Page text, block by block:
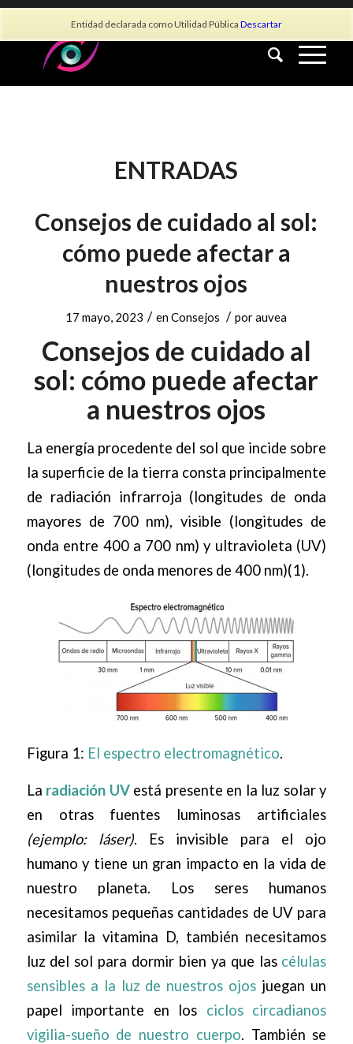
Entidad declarada como Utilidad Pública Descartar
info@asociacionauvea.es
ENTRADAS
Consejos de cuidado al sol:
cómo puede afectar a
nuestros ojos
17 mayo, 2023 / enConsejos / porauvea
Consejos de cuidado al
sol: cómo puede afectar
a nuestros ojos
La energía procedente del sol que incide sobre
la superficie de la tierra consta principalmente
de radiación infrarroja (longitudes de onda
mayores de 700 nm), visible (longitudes de
onda entre 400 a 700 nm) y ultravioleta (UV)
(longitudes de onda menores de 400 nm)(1).
Figura 1: El espectro electromagnético.
La radiación UVestá presente en la luz solar y
en otras fuentes luminosas artificiales
(ejemplo: láser). Es invisible para el ojo
humano y tiene un gran impacto en la vida de
nuestro planeta. Los seres humanos
necesitamos pequeñas cantidades de UV para
asimilar la vitamina D, también necesitamos
luz del sol para dormir bien ya que las células
sensibles a la luz de nuestros ojos juegan un
papel importante en los ciclos circadianos
vigilia-sueño de nuestro cuerpo. También se